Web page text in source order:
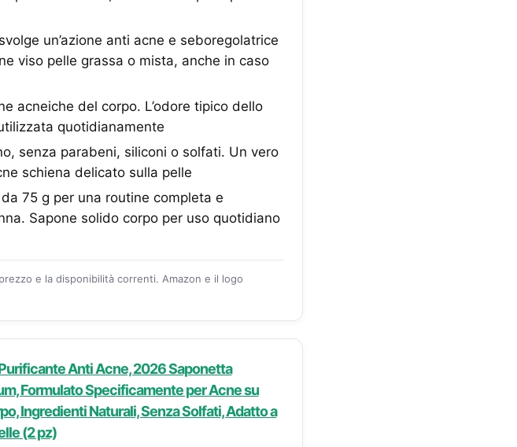
un’azione anti acne e seboregolatrice
viso pelle grassa o mista, anche in caso
acneiche del corpo. L’odore tipico dello
quotidianamente
senza parabeni, siliconi o solfati. Un vero
schiena delicato sulla pelle
75 g per una routine completa e
Sapone solido corpo per uso quotidiano
e la disponibilità correnti. Amazon e il logo
Anti Acne, 2026 Saponetta
Formulato Specificamente per Acne su
Ingredienti Naturali, Senza Solfati, Adatto a
(2 pz)